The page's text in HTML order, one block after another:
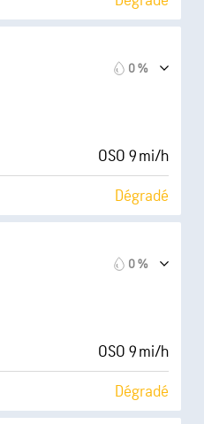
30000 pi
0 %
OSO 9 mi/h
Dégradé
30000 pi
0 %
OSO 9 mi/h
Dégradé